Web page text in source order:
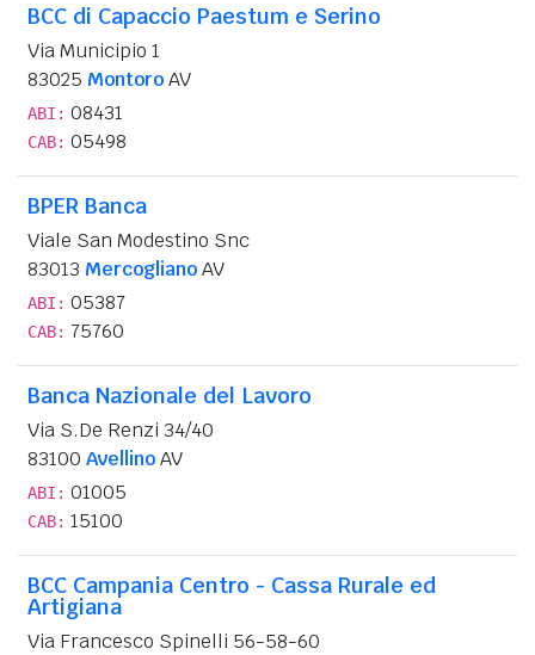
BCC di Capaccio Paestum e Serino
Via Municipio 1
83025 MontoroAV
ABI: 08431
CAB: 05498
BPER Banca
Viale San Modestino Snc
83013 MercoglianoAV
ABI: 05387
CAB: 75760
Banca Nazionale del Lavoro
Via S.De Renzi 34/40
83100 AvellinoAV
ABI: 01005
CAB: 15100
BCC Campania Centro - Cassa Rurale ed
Artigiana
Via Francesco Spinelli 56-58-60